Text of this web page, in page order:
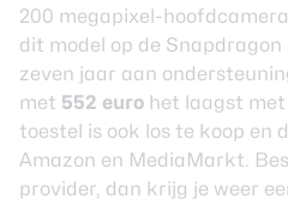
200 megapixel-
dit model op de
zeven jaar aan
met 552 euro het laagst met
toestel is ook los te koop en
Amazon en MediaMarkt.
provider, dan krijg je weer